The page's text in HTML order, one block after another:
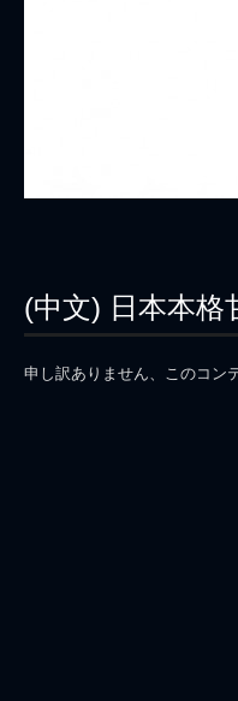
(中文) 日本本格
申し訳ありません、このコ